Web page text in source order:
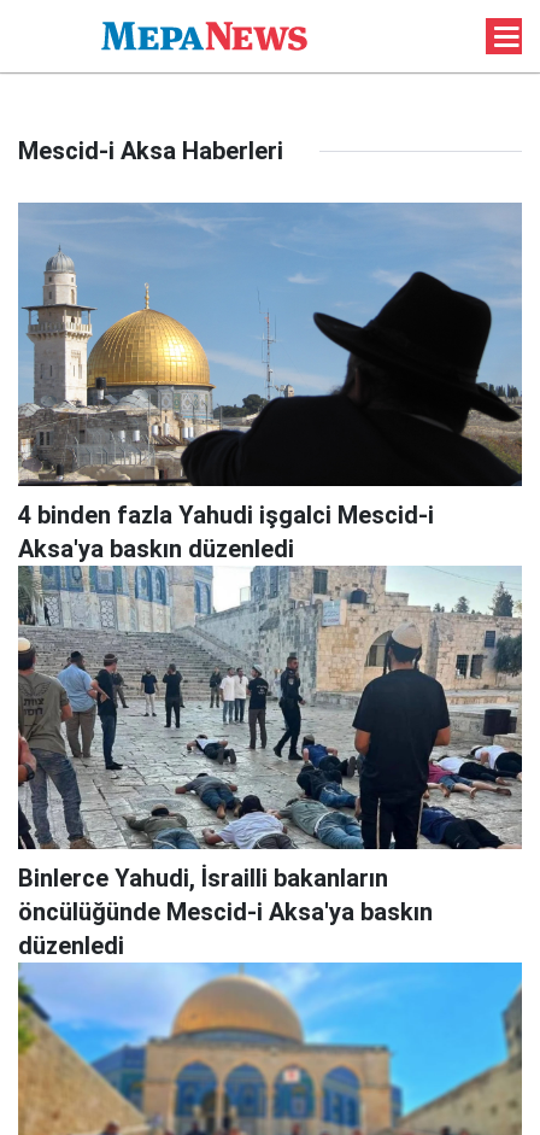
Mescid-i Aksa Haberleri
4 binden fazla Yahudi işgalci Mescid-i
Aksa'ya baskın düzenledi
Binlerce Yahudi, İsrailli bakanların
öncülüğünde Mescid-i Aksa'ya baskın
düzenledi